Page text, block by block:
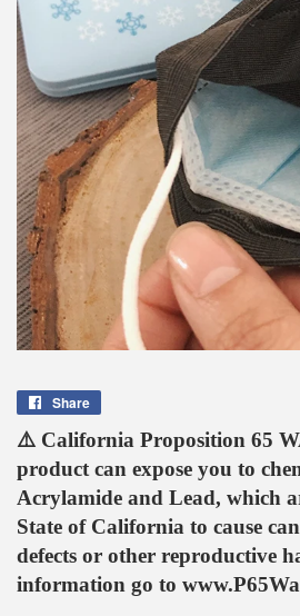
Share
Facebook
⚠️ California Proposition 65
product can expose you to
Acrylamide and Lead, which
State of California to cause
defects or other reproductive
information go to